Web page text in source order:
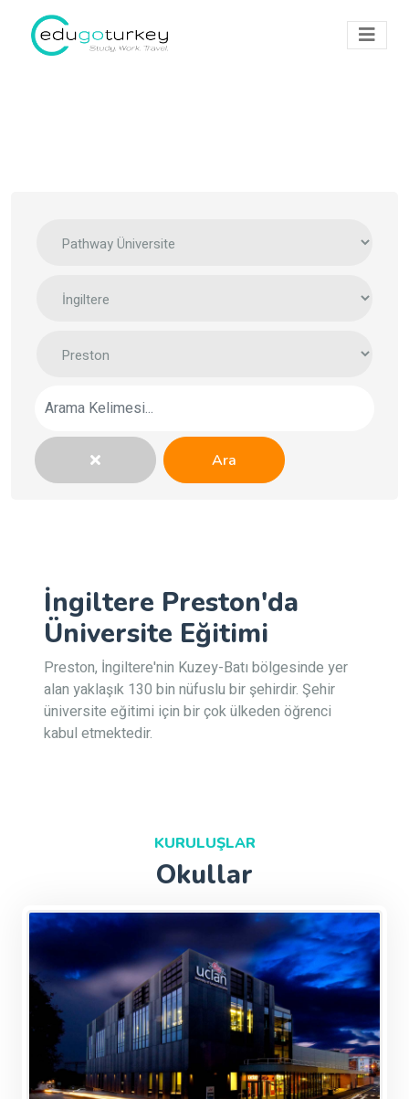
Ara
İngiltere Preston'da
Üniversite Eğitimi
Preston, İngiltere'nin Kuzey-Batı bölgesinde yer
alan yaklaşık 130 bin nüfuslu bir şehirdir. Şehir
üniversite eğitimi için bir çok ülkeden öğrenci
kabul etmektedir.
KURULUŞLAR
Okullar